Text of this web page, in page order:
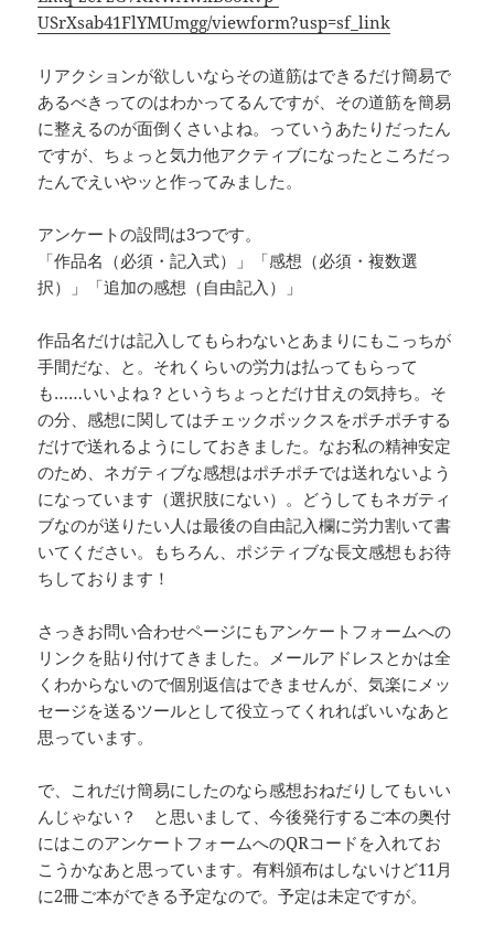
USrXsab41FlYMUmgg/viewform?usp=sf_link
リアクションが欲しいならその道筋はできるだけ簡易で
あるべきってのはわかってるんですが、その道筋を簡易
に整えるのが面倒くさいよね。っていうあたりだったん
ですが、ちょっと気力他アクティブになったところだっ
たんでえいやッと作ってみました。
アンケートの設問は3つです。
「作品名（必須・記入式）」「感想（必須・複数選
択）」「追加の感想（自由記入）」
作品名だけは記入してもらわないとあまりにもこっちが
手間だな、と。それくらいの労力は払ってもらって
も……いいよね？というちょっとだけ甘えの気持ち。そ
の分、感想に関してはチェックボックスをポチポチする
だけで送れるようにしておきました。なお私の精神安定
のため、ネガティブな感想はポチポチでは送れないよう
になっています（選択肢にない）。どうしてもネガティ
ブなのが送りたい人は最後の自由記入欄に労力割いて書
いてください。もちろん、ポジティブな長文感想もお待
ちしております！
さっきお問い合わせページにもアンケートフォームへの
リンクを貼り付けてきました。メールアドレスとかは全
くわからないので個別返信はできませんが、気楽にメッ
セージを送るツールとして役立ってくれればいいなあと
思っています。
で、これだけ簡易にしたのなら感想おねだりしてもいい
んじゃない？ と思いまして、今後発行するご本の奥付
にはこのアンケートフォームへのQRコードを入れてお
こうかなあと思っています。有料頒布はしないけど11月
に2冊ご本ができる予定なので。予定は未定ですが。